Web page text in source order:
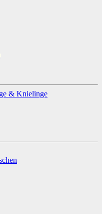
& Knielinge